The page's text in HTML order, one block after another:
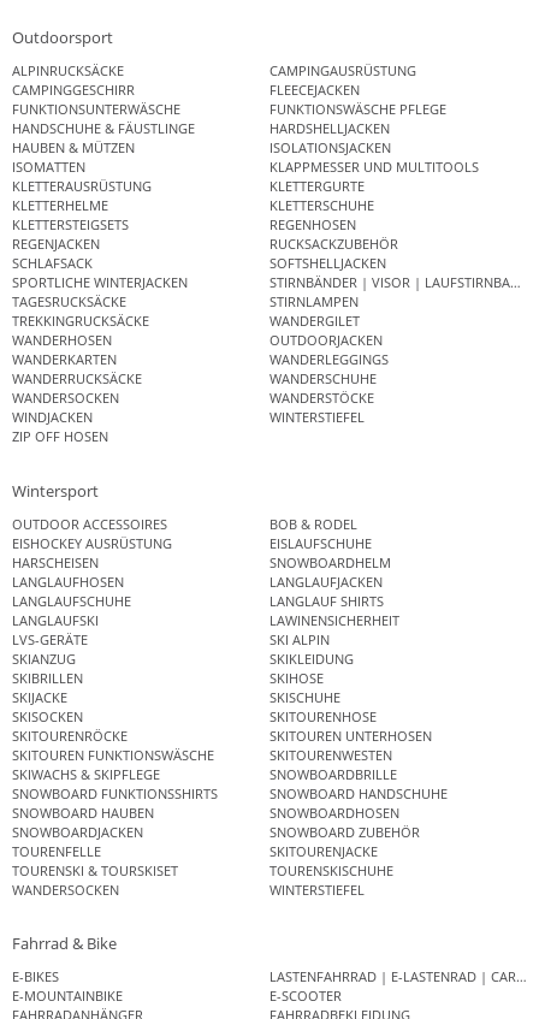
Outdoorsport
ALPINRUCKSÄCKE
CAMPINGAUSRÜSTUNG
CAMPINGGESCHIRR
FLEECEJACKEN
FUNKTIONSUNTERWÄSCHE
FUNKTIONSWÄSCHE PFLEGE
HANDSCHUHE & FÄUSTLINGE
HARDSHELLJACKEN
HAUBEN & MÜTZEN
ISOLATIONSJACKEN
ISOMATTEN
KLAPPMESSER UND MULTITOOLS
KLETTERAUSRÜSTUNG
KLETTERGURTE
KLETTERHELME
KLETTERSCHUHE
KLETTERSTEIGSETS
REGENHOSEN
REGENJACKEN
RUCKSACKZUBEHÖR
SCHLAFSACK
SOFTSHELLJACKEN
SPORTLICHE WINTERJACKEN
STIRNBÄNDER | VISOR | LAUFSTIRNBAND
TAGESRUCKSÄCKE
STIRNLAMPEN
TREKKINGRUCKSÄCKE
WANDERGILET
WANDERHOSEN
OUTDOORJACKEN
WANDERKARTEN
WANDERLEGGINGS
WANDERRUCKSÄCKE
WANDERSCHUHE
WANDERSOCKEN
WANDERSTÖCKE
WINDJACKEN
WINTERSTIEFEL
ZIP OFF HOSEN
Wintersport
OUTDOOR ACCESSOIRES
BOB & RODEL
EISHOCKEY AUSRÜSTUNG
EISLAUFSCHUHE
HARSCHEISEN
SNOWBOARDHELM
LANGLAUFHOSEN
LANGLAUFJACKEN
LANGLAUFSCHUHE
LANGLAUF SHIRTS
LANGLAUFSKI
LAWINENSICHERHEIT
LVS-GERÄTE
SKI ALPIN
SKIANZUG
SKIKLEIDUNG
SKIBRILLEN
SKIHOSE
SKIJACKE
SKISCHUHE
SKISOCKEN
SKITOURENHOSE
SKITOURENRÖCKE
SKITOUREN UNTERHOSEN
SKITOUREN FUNKTIONSWÄSCHE
SKITOURENWESTEN
SKIWACHS & SKIPFLEGE
SNOWBOARDBRILLE
SNOWBOARD FUNKTIONSSHIRTS
SNOWBOARD HANDSCHUHE
SNOWBOARD HAUBEN
SNOWBOARDHOSEN
SNOWBOARDJACKEN
SNOWBOARD ZUBEHÖR
TOURENFELLE
SKITOURENJACKE
TOURENSKI & TOURSKISET
TOURENSKISCHUHE
WANDERSOCKEN
WINTERSTIEFEL
Fahrrad & Bike
E-BIKES
LASTENFAHRRAD | E-LASTENRAD |
E-MOUNTAINBIKE
E-SCOOTER
FAHRRADANHÄNGER
FAHRRADBEKLEIDUNG